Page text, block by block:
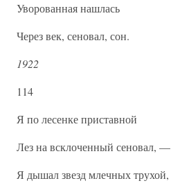
Уворованная нашлась
Через век, сеновал, сон.
1922
114
Я по лесенке приставной
Лез на всклоченный сеновал, —
Я дышал звезд млечных трухой,